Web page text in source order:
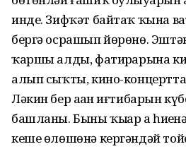
инде. Зифҡәт байтаҡ ҡына
бергә осрашып йөрөнө.
ҡаршы алды, фатирҙарына
алып сыҡты, кино-
Ләкин бер аҙҙан иғтибарын
башланы. Быны ҡыҙҙар ҙа
кеше өлөшөнә кергәндәй